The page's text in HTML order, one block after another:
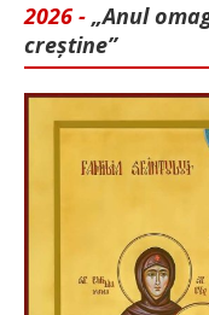
2026 - „Anul
creștine”